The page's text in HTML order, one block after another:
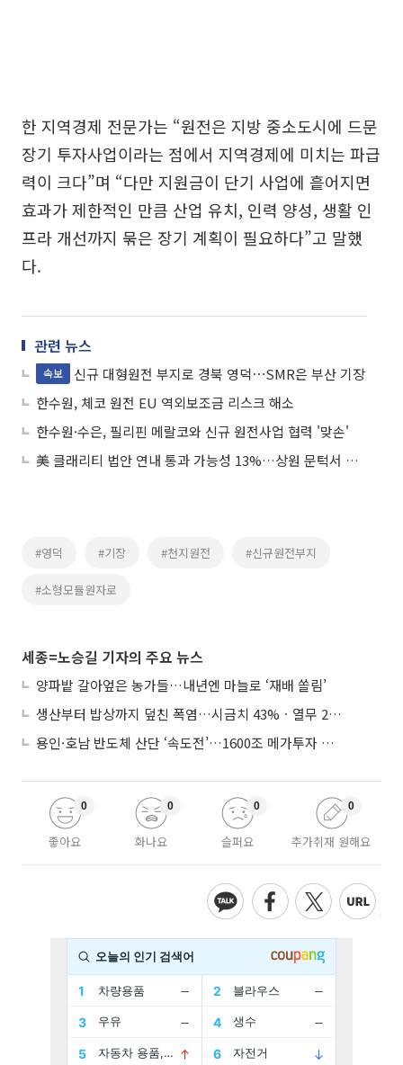
한 지역경제 전문가는 “원전은 지방 중소도시에 드문
장기 투자사업이라는 점에서 지역경제에 미치는 파급
력이 크다”며 “다만 지원금이 단기 사업에 흩어지면
효과가 제한적인 만큼 산업 유치, 인력 양성, 생활 인
프라 개선까지 묶은 장기 계획이 필요하다”고 말했
다.
관련 뉴스
속보
신규 대형원전 부지로 경북 영덕⋯SMR은 부산 기장
한수원, 체코 원전 EU 역외보조금 리스크 해소
한수원·수은, 필리핀 메랄코와 신규 원전사업 협력 '맞손'
美 클래리티 법안 연내 통과 가능성 13%…상원 문턱서 제동
#영덕 #기장 #천지원전 #신규원전부지
#소형모듈원자로
세종=노승길 기자의 주요 뉴스
양파밭 갈아엎은 농가들…내년엔 마늘로 ‘재배 쏠림’
생산부터 밥상까지 덮친 폭염…시금치 43%ㆍ열무 28% 급등
용인·호남 반도체 산단 ‘속도전’…1600조 메가투자 이행 총력
좋아요
0
화나요
0
슬퍼요
0
추가취재 원해요
0